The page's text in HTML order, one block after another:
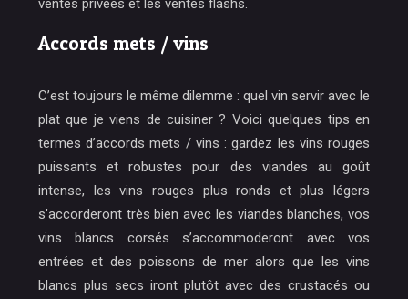
ventes privées et les ventes flashs.
Accords mets / vins
C’est toujours le même dilemme : quel vin servir avec le
plat que je viens de cuisiner ? Voici quelques tips en
termes d’accords mets / vins : gardez les vins rouges
puissants et robustes pour des viandes au goût
intense, les vins rouges plus ronds et plus légers
s’accorderont très bien avec les viandes blanches, vos
vins blancs corsés s’accommoderont avec vos
entrées et des poissons de mer alors que les vins
blancs plus secs iront plutôt avec des crustacés ou